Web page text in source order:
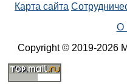
Карта сайта
О
Copyright © 2019-2026